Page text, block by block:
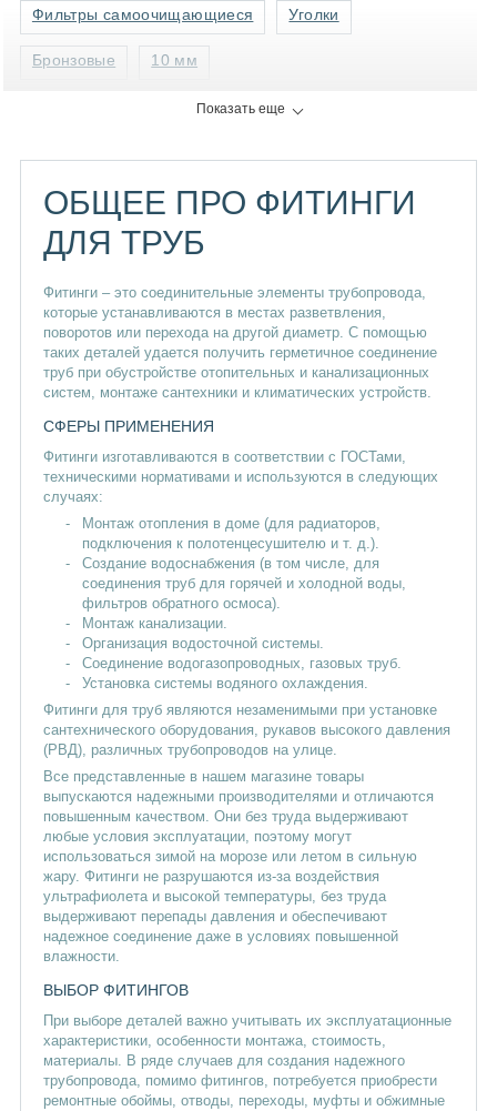
Фильтры самоочищающиеся Уголки
Бронзовые 10 мм
Показать еще
ОБЩЕЕ ПРО ФИТИНГИ
ДЛЯ ТРУБ
Фитинги – это соединительные элементы трубопровода,
которые устанавливаются в местах разветвления,
поворотов или перехода на другой диаметр. С помощью
таких деталей удается получить герметичное соединение
труб при обустройстве отопительных и канализационных
систем, монтаже сантехники и климатических устройств.
СФЕРЫ ПРИМЕНЕНИЯ
Фитинги изготавливаются в соответствии с ГОСТами,
техническими нормативами и используются в следующих
случаях:
Монтаж отопления в доме (для радиаторов,
подключения к полотенцесушителю и т. д.).
Создание водоснабжения (в том числе, для
соединения труб для горячей и холодной воды,
фильтров обратного осмоса).
Монтаж канализации.
Организация водосточной системы.
Соединение водогазопроводных, газовых труб.
Установка системы водяного охлаждения.
Фитинги для труб являются незаменимыми при установке
сантехнического оборудования, рукавов высокого давления
(РВД), различных трубопроводов на улице.
Все представленные в нашем магазине товары
выпускаются надежными производителями и отличаются
повышенным качеством. Они без труда выдерживают
любые условия эксплуатации, поэтому могут
использоваться зимой на морозе или летом в сильную
жару. Фитинги не разрушаются из-за воздействия
ультрафиолета и высокой температуры, без труда
выдерживают перепады давления и обеспечивают
надежное соединение даже в условиях повышенной
влажности.
ВЫБОР ФИТИНГОВ
При выборе деталей важно учитывать их эксплуатационные
характеристики, особенности монтажа, стоимость,
материалы. В ряде случаев для создания надежного
трубопровода, помимо фитингов, потребуется приобрести
ремонтные обоймы, отводы, переходы, муфты и обжимные